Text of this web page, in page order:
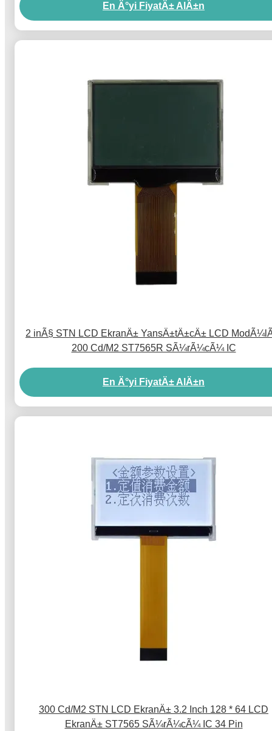
En Ä°yi FiyatÄ± AlÄ±n
2 inÃ§ STN LCD EkranÄ± YansÄ±tÄ±cÄ± LCD
200 Cd/M2 ST7565R SÃ¼rÃ¼cÃ¼ IC
En Ä°yi FiyatÄ± AlÄ±n
300 Cd/M2 STN LCD EkranÄ± 3.2 Inch 128 * 64 LCD
EkranÄ± ST7565 SÃ¼rÃ¼cÃ¼ IC 34 Pin